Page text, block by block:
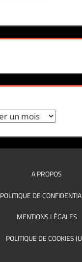
A PROPOS
POLITIQUE DE
MENTIONS LÉGALES
POLITIQUE DE COOKIES